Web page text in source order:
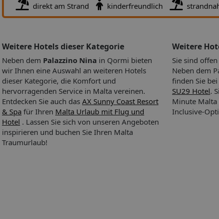
direkt am Strand kinderfreundlich
Weitere Hotels dieser Kategorie
Neben dem Palazzino Nina in Qormi bieten
wir Ihnen eine Auswahl an weiteren Hotels
dieser Kategorie, die Komfort und
hervorragenden Service in Malta vereinen.
Entdecken Sie auch das AX Sunny Coast Resort
& Spa für Ihren Malta Urlaub mit Flug und
Hotel . Lassen Sie sich von unseren Angeboten
inspirieren und buchen Sie Ihren Malta
Traumurlaub!
Weitere
Sie sind
Neben dem
finden Sie
SU29 Hotel.
Minute
Inclusive-